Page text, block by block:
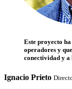
Este proyecto
operadores y
conectividad y a
Ignacio Prieto